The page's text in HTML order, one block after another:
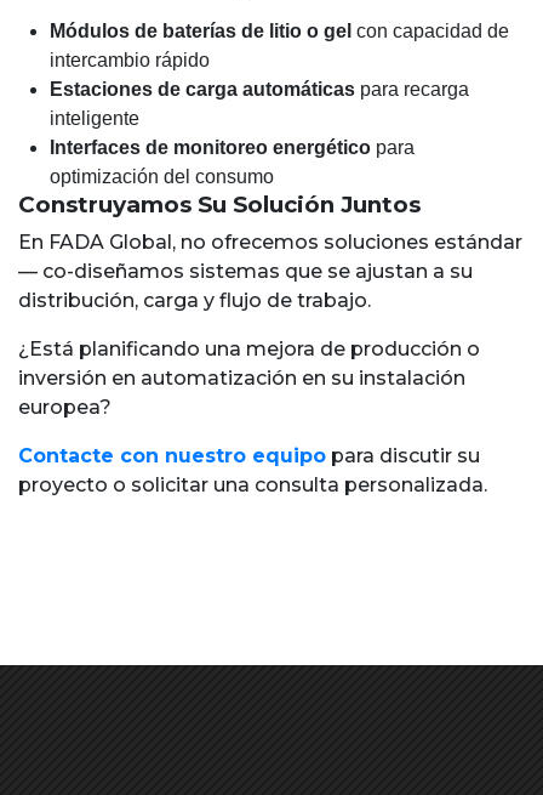
Módulos de baterías de litio o gel con capacidad de
intercambio rápido
Estaciones de carga automáticas para recarga
inteligente
Interfaces de monitoreo energético para
optimización del consumo
Construyamos Su Solución Juntos
En FADA Global, no ofrecemos soluciones estándar
— co-diseñamos sistemas que se ajustan a su
distribución, carga y flujo de trabajo.
¿Está planificando una mejora de producción o
inversión en automatización en su instalación
europea?
Contacte con nuestro equipo para discutir su
proyecto o solicitar una consulta personalizada.